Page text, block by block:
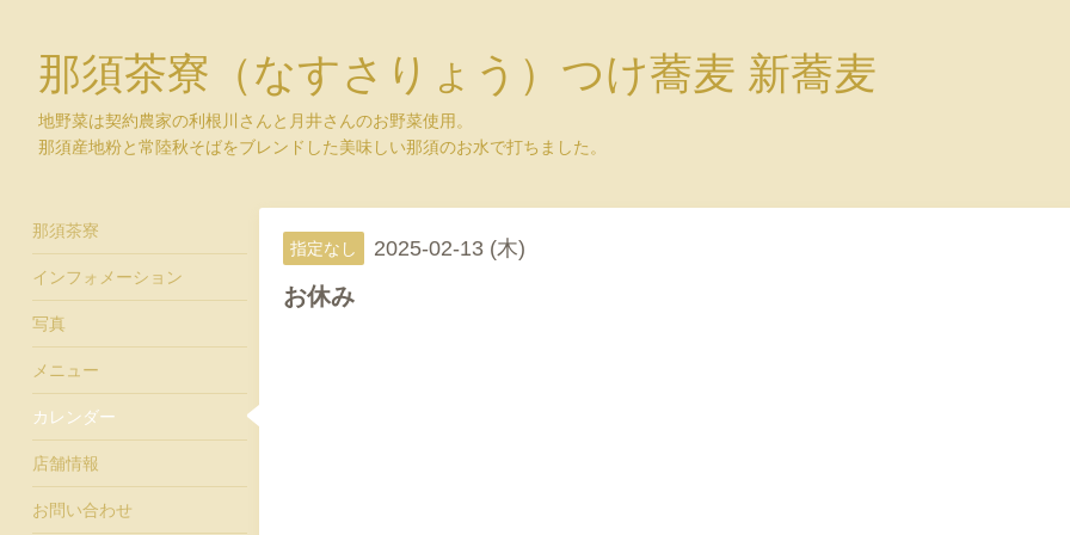
那須茶寮（なすさりょう）つけ蕎麦 新蕎麦
地野菜は契約農家の利根川さんと月井さんのお野菜使用。
那須産地粉と常陸秋そばをブレンドした美味しい那須のお水で打ちました。
指定なし 2025-02-13 (木)
お休み
那須茶寮
インフォメーション
写真
メニュー
カレンダー
店舗情報
お問い合わせ